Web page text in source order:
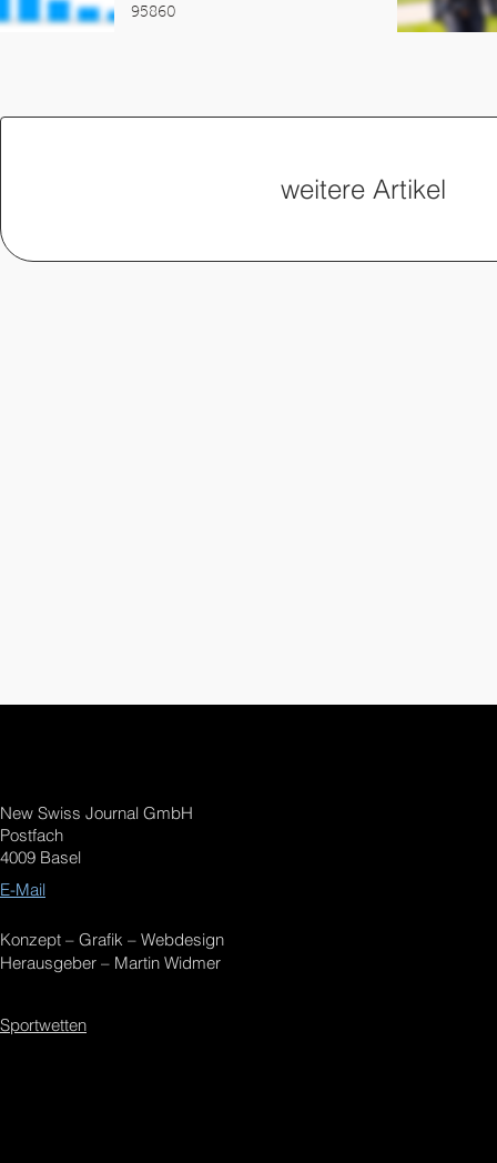
95860
weitere Artikel
New Swiss Journal GmbH
Postfach
4009 Basel
E-Mail
Konzept – Grafik – Webdesign
Herausgeber – Martin Widmer
Sportwetten